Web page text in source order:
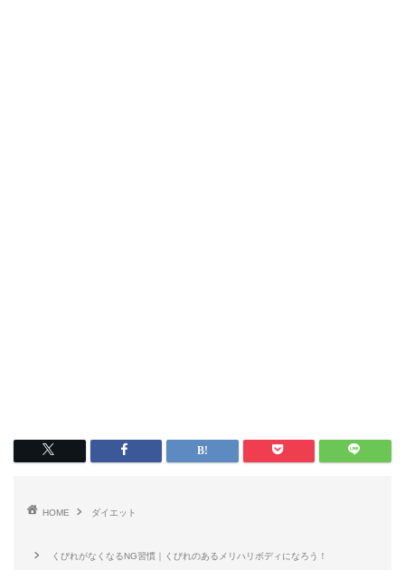
HOME ダイエット
くびれがなくなるNG習慣｜くびれのあるメリハリボディになろう！